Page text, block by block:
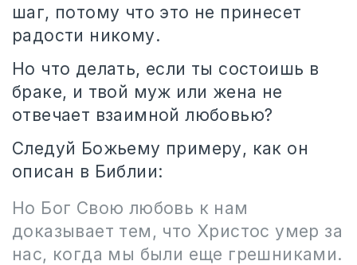
шаг, потому что это не принесет
радости никому.
Но что делать, если ты состоишь в
браке, и твой муж или жена не
отвечает взаимной любовью?
Следуй Божьему примеру, как он
описан в Библии:
Но Бог Свою любовь к нам
доказывает тем, что Христос умер за
нас, когда мы были еще грешниками.